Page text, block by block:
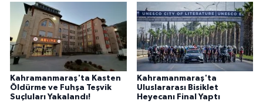
Kahramanmaraş'ta Kasten
Öldürme ve Fuhşa Teşvik
Suçluları Yakalandı!
Kahramanmaraş'ta
Uluslararası Bisiklet
Heyecanı Final Yaptı